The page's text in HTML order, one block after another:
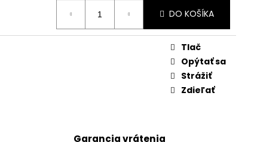
DO KOŠÍKA
Tlač
Opýtať sa
Strážiť
Zdieľať
Garancia vrátenia